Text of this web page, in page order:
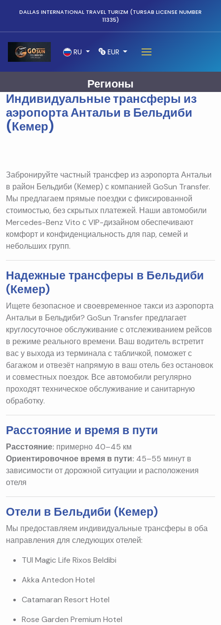
DALLAS INTERNATIONAL TRAVEL TURIZM (TURSAB LICENSE NUMBER
11335)
RU EUR
Регионы
Индивидуальные трансферы из
аэропорта Антальи в Бельдиби
(Кемер)
Забронируйте частный трансфер из аэропорта Антальи
в район Бельдиби (Кемер) с компанией GoSun Transfer.
Мы предлагаем прямые поездки с фиксированной
стоимостью, без скрытых платежей. Наши автомобили
Mercedes-Benz Vito с VIP-дизайном обеспечивают
комфорт и конфиденциальность для пар, семей и
небольших групп.
Надежные трансферы в Бельдиби
(Кемер)
Ищете безопасное и своевременное такси из аэропорта
Антальи в Бельдиби? GoSun Transfer предлагает
круглосуточное обслуживание с отслеживанием рейсов
в режиме реального времени. Ваш водитель встретит
вас у выхода из терминала с табличкой, поможет с
багажом и отвезёт напрямую в ваш отель без остановок
и совместных поездок. Все автомобили регулярно
проходят техническое обслуживание и санитарную
обработку.
Расстояние и время в пути
Расстояние: примерно 40–45 км
Ориентировочное время в пути: 45–55 минут в
зависимости от дорожной ситуации и расположения
отеля
Отели в Бельдиби (Кемер)
Мы предоставляем индивидуальные трансферы в оба
направления для следующих отелей:
TUI Magic Life Rixos Beldibi
Akka Antedon Hotel
Catamaran Resort Hotel
Rose Garden Premium Hotel